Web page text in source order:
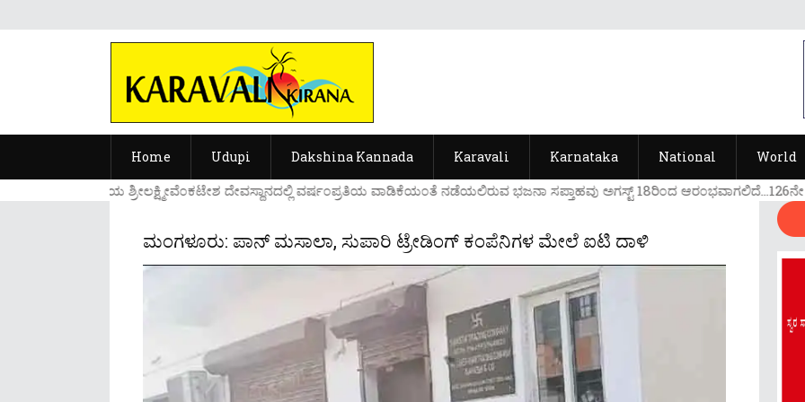
Home Udupi Dakshina Kannada Karavali Karnataka National World
....ಉಡುಪಿಯ ಶ್ರೀಲಕ್ಷ್ಮೀವೆ೦ಕಟೇಶ ದೇವಸ್ಥಾನದಲ್ಲಿ ವರ್ಷ೦ಪ್ರತಿಯ ವಾಡಿಕೆಯ೦ತೆ ನಡೆಯಲಿರುವ ಭಜನಾ ಸಪ್ತಾಹವು ಅಗಸ್ಟ್ 18ರಿ೦ದ ಆರ೦ಭವಾಗಲಿದೆ...126ನೇ
ಮಂಗಳೂರು: ಪಾನ್ ಮಸಾಲಾ, ಸುಪಾರಿ ಟ್ರೇಡಿಂಗ್ ಕಂಪೆನಿಗಳ ಮೇಲೆ ಐಟಿ ದಾಳಿ